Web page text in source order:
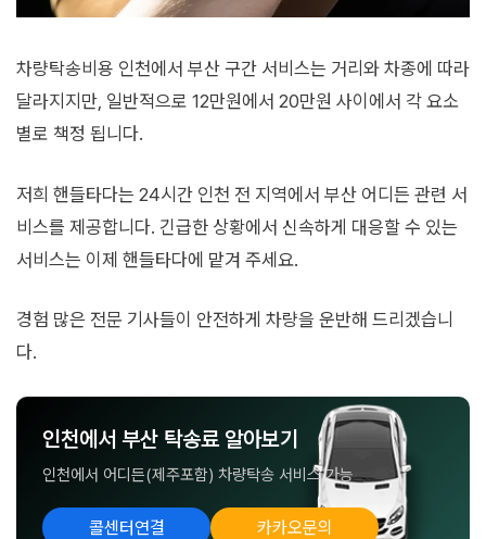
차량탁송비용 인천에서 부산 구간 서비스는 거리와 차종에 따라
달라지지만, 일반적으로 12만원에서 20만원 사이에서 각 요소
별로 책정 됩니다.
저희 핸들타다는 24시간 인천 전 지역에서 부산 어디든 관련 서
비스를 제공합니다. 긴급한 상황에서 신속하게 대응할 수 있는
서비스는 이제 핸들타다에 맡겨 주세요.
경험 많은 전문 기사들이 안전하게 차량을 운반해 드리겠습니
다.
인천에서 부산 탁송료 알아보기
인천에서 어디든(제주포함) 차량탁송 서비스 가능
콜센터연결 카카오문의